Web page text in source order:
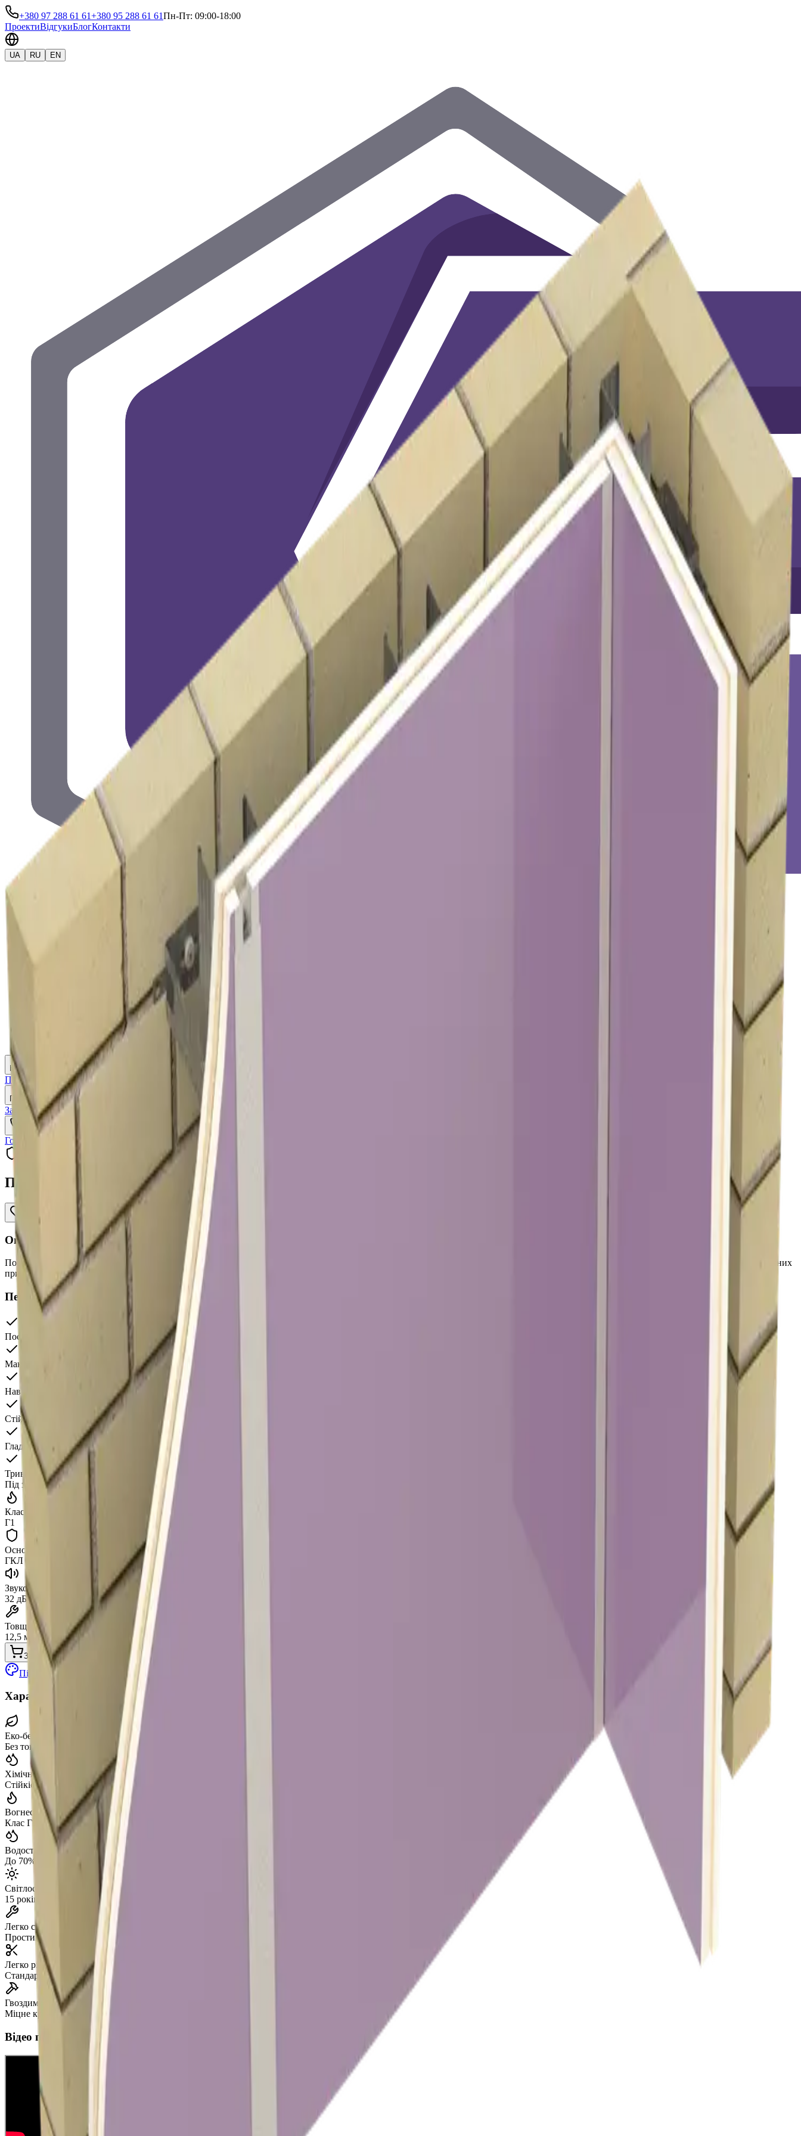
+380 97 288 61 61+380 95 288 61 61Пн-Пт: 09:00-18:00
ПроектиВідгукиБлогКонтакти
UA RU EN
Каталог
Покриття Калькулятор
Послуги
ЗастосуванняСертифікати
Зв'язатися Меню
Головна Каталог Основа ГКЛ (гіпсокартонний лист) посилений
Основа ГКЛ (гіпсокартонний лист) посилений
В наявності
Посилена важкогорюча панель GYPSUN Strong Premium Г1
Опис продукту
Посилена важкогорюча панель GYPSUN Strong Premium Г1 — професійне рішення класу Г1 для стін, стель або вузлів облицювання у лікарнях, школах, офісах, адміністративних і комерційних
приміщеннях. Поєднує готове полімерне покриття, швидкий чистий монтаж, довговічність і сумісність із системою профілів GYPSUN.
Переваги продукту
Посилений сердечник + полімерне УФ-покриття
Максимальна ударостійкість та зносостійкість
Навантаження до 15 кг без закладних елементів
Стійкість до вологи та дезінфекції
Гладка гігієнічна поверхня
Тривалий термін експлуатації
Під замовлення
Клас вогнестійкості
Г1
Основа
ГКЛ (посилений)
Звукоізоляція
32 дБ
Товщина
12,5 мм
Замовити
Підібрати покриття в 3D-конфігураторі
Характеристики панелей
Еко-безпечність
Без токсичних речовин
Хімічна стійкість
Стійкість до хімікатів
Вогнестійкість
Клас Г1
Водостійкість
До 70% вологості
Світлостійкість
15 років без вигорання
Легко свердлити
Простий монтаж
Легко різати
Стандартні інструменти
Гвоздимість
Міцне кріплення
Відео про продукт